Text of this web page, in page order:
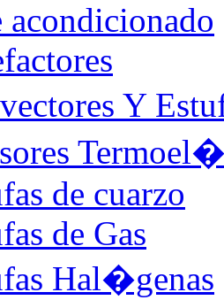
Y
de cuarzo
de Gas
Hal�genas